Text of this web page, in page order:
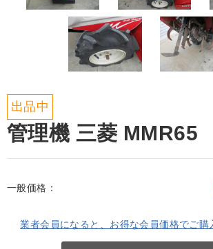
出品中
管理機 三菱 MMR65
一般価格：
業者会員になると、お得な会員価格でご購